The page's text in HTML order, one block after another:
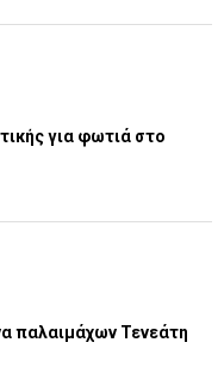
για φωτιά στο
παλαιμάχων Τενεάτη